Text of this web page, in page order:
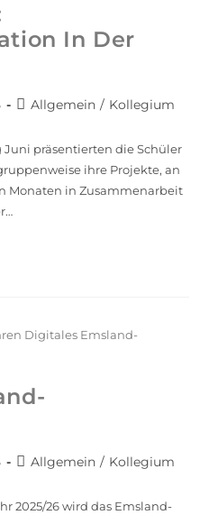
In Der
Allgemein / Kollegium
präsentierten die Schüler
ihre Projekte, an
Monaten in Zusammenarbeit
Allgemein / Kollegium
2025/26 wird das Emsland-